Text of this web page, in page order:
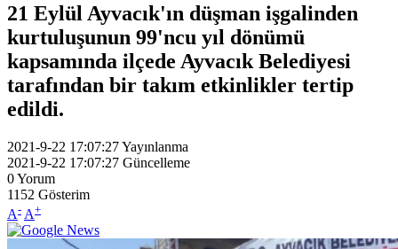
21 Eylül Ayvacık'ın düşman işgalinden
kurtuluşunun 99'ncu yıl dönümü
kapsamında ilçede Ayvacık Belediyesi
tarafından bir takım etkinlikler tertip
edildi.
2021-9-22 17:07:27Yayınlanma
2021-9-22 17:07:27 Güncelleme
0Yorum
1152 Gösterim
A- A+